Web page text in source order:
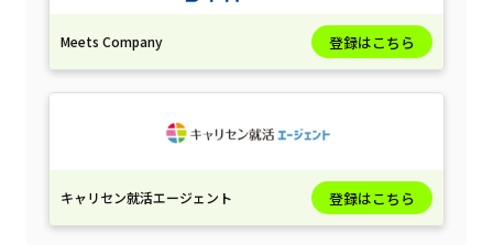
Meets Company 登録はこちら
キャリセン就活エージェント 登録はこちら